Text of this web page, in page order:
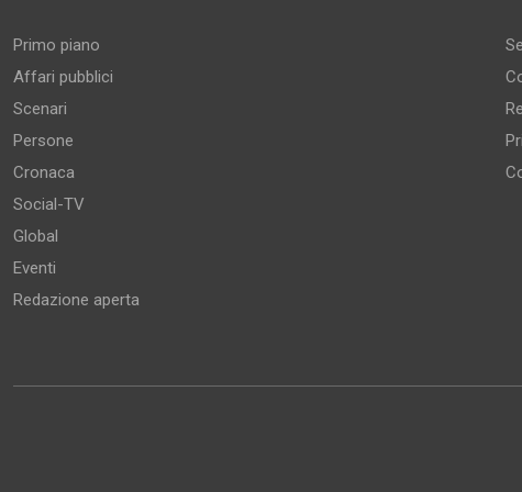
Primo piano
Affari pubblici
Scenari
Persone
Cronaca
Social-TV
Global
Eventi
Redazione aperta